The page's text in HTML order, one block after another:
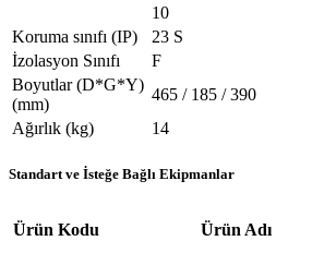
10
Koruma sınıfı (IP)
23 S
İzolasyon Sınıfı
F
Boyutlar (D*G*Y)
(mm)
465 / 185 / 390
Ağırlık (kg)
14
Standart ve İsteğe Bağlı Ekipmanlar
Ürün Kodu Ürün Adı